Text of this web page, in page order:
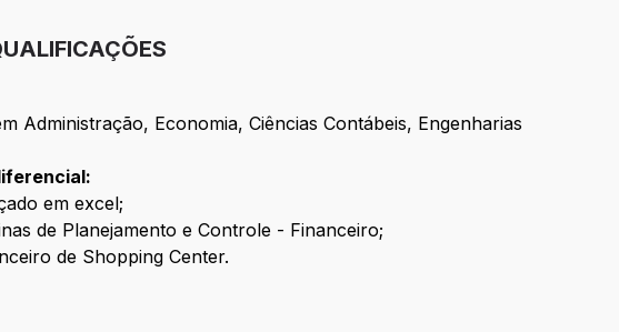
Administração, Economia, Ciências Contábeis, Engenharias
em excel;
de Planejamento e Controle - Financeiro;
de Shopping Center.